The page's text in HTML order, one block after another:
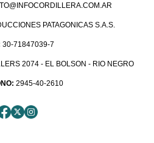
PATAGONICAS S.A.S.
30-71847039-7
2074 - EL BOLSON - RIO NEGRO
2945-40-2610